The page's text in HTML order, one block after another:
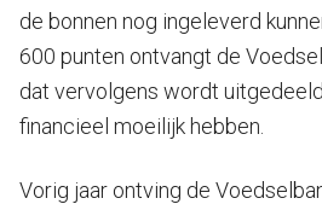
de bonnen nog ingeleverd
600 punten ontvangt de
dat vervolgens wordt
financieel moeilijk hebben.
Vorig jaar ontving de